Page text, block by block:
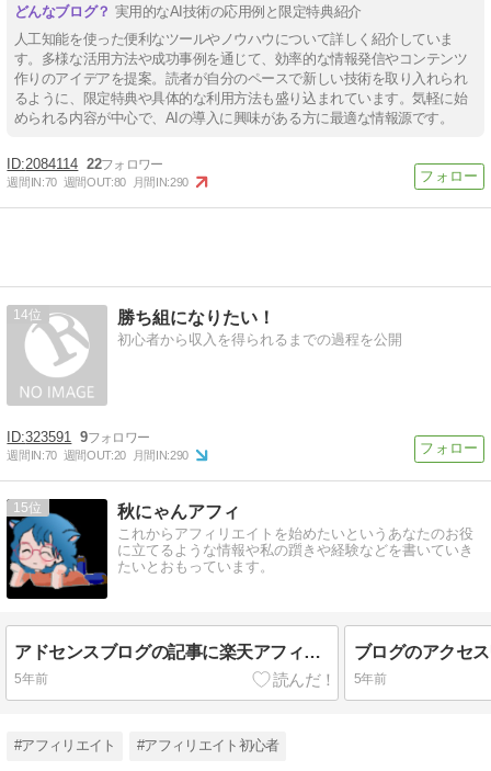
実用的なAI技術の応用例と限定特典紹介
人工知能を使った便利なツールやノウハウについて詳しく紹介していま
す。多様な活用方法や成功事例を通じて、効率的な情報発信やコンテンツ
作りのアイデアを提案。読者が自分のペースで新しい技術を取り入れられ
るように、限定特典や具体的な利用方法も盛り込まれています。気軽に始
められる内容が中心で、AIの導入に興味がある方に最適な情報源です。
2084114 22
週間IN:70 週間OUT:80 月間IN:290
14 勝ち組になりたい！
初心者から収入を得られるまでの過程を公開
323591 9
週間IN:70 週間OUT:20 月間IN:290
15 秋にゃんアフィ
これからアフィリエイトを始めたいというあなたのお役
に立てるような情報や私の躓きや経験などを書いていき
たいとおもっています。
アドセンスブログの記事に楽天アフィリエイトを絡める！
5年前 5年前
#アフィリエイト #アフィリエイト初心者